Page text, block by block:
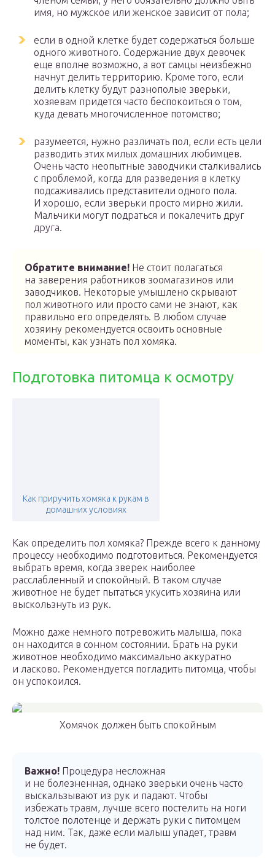
имя, но мужское или женское зависит от пола;
если в одной клетке будет содержаться больше
одного животного. Содержание двух девочек
еще вполне возможно, а вот самцы неизбежно
начнут делить территорию. Кроме того, если
делить клетку будут разнополые зверьки,
хозяевам придется часто беспокоиться о том,
куда девать многочисленное потомство;
разумеется, нужно различать пол, если есть цели
разводить этих милых домашних любимцев.
Очень часто неопытные заводчики сталкивались
с проблемой, когда для разведения в клетку
подсаживались представители одного пола.
И хорошо, если зверьки просто мирно жили.
Мальчики могут подраться и покалечить друг
друга.
Обратите внимание! Не стоит полагаться
на заверения работников зоомагазинов или
заводчиков. Некоторые умышлено скрывают
пол животного или просто сами не знают, как
правильно его определять. В любом случае
хозяину рекомендуется освоить основные
моменты, как узнать пол хомяка.
Подготовка питомца к осмотру
Как приручить хомяка к рукам в
домашних условиях
Как определить пол хомяка? Прежде всего к данному
процессу необходимо подготовиться. Рекомендуется
выбрать время, когда зверек наиболее
расслабленный и спокойный. В таком случае
животное не будет пытаться укусить хозяина или
выскользнуть из рук.
Можно даже немного потревожить малыша, пока
он находится в сонном состоянии. Брать на руки
животное необходимо максимально аккуратно
и ласково. Рекомендуется погладить питомца, чтобы
он успокоился.
Хомячок должен быть спокойным
Важно! Процедура несложная
и не болезненная, однако зверьки очень часто
выскальзывают из рук и падают. Чтобы
избежать травм, лучше всего постелить на ноги
толстое полотенце и держать руки с питомцем
над ним. Так, даже если малыш упадет, травм
не будет.